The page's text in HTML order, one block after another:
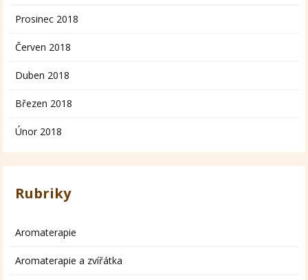
Prosinec 2018
Červen 2018
Duben 2018
Březen 2018
Únor 2018
Rubriky
Aromaterapie
Aromaterapie a zvířátka